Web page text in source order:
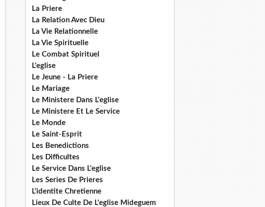
La Priere
La Relation Avec Dieu
La Vie Relationnelle
La Vie Spirituelle
Le Combat Spirituel
L'eglise
Le Jeune - La Priere
Le Mariage
Le Ministere Dans L'eglise
Le Ministere Et Le Service
Le Monde
Le Saint-Esprit
Les Benedictions
Les Difficultes
Le Service Dans L'eglise
Les Series De Prieres
L'identite Chretienne
Lieux De Culte De L'eglise Mideguem